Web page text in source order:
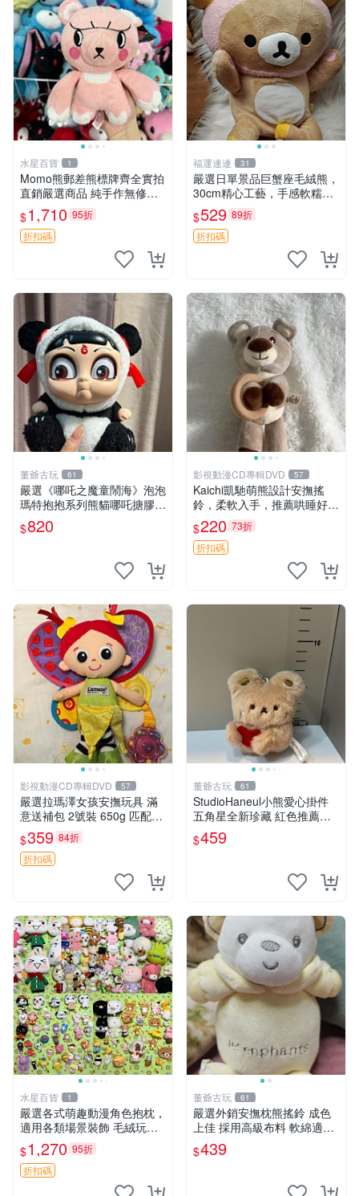
水星百貨 1
Momo熊郵差熊標牌齊全實拍
直銷嚴選商品 純手作無修圖
可收藏 郵差熊 Momo熊 標牌
商品
$1,710 95折
折扣碼
福運連連 31
嚴選日單景品巨蟹座毛絨熊，
30cm精心工藝，手感軟糯推
薦收藏送人 巨蟹座 毛絨玩具
精緻做工
$529 89折
折扣碼
董爺古玩 61
嚴選《哪吒之魔童鬧海》泡泡
瑪特抱抱系列熊貓哪吒搪膠臉
毛絨， STATE：如圖顯示 哪
吒 毛絨公仔 泡泡瑪特
$820
影視動漫CD專輯DVD 57
Kaichi凱馳萌熊設計安撫搖
鈴，柔軟入手，推薦哄睡好選
擇 熊公仔 安撫玩具 喂食環
$220 73折
折扣碼
影視動漫CD專輯DVD 57
嚴選拉瑪澤女孩安撫玩具 滿
意送補包 2號裝 650g 匹配嬰
幼童舒壓好伴侶 女孩專用 安
心選擇 安撫玩偶 衝包 玩具
$359 84折
折扣碼
董爺古玩 61
StudioHaneul小熊愛心掛件
五角星全新珍藏 紅色推薦收
藏 玩具掛飾 掛件 新品
$459
水星百貨 1
嚴選各式萌趣動漫角色抱枕，
適用各類場景裝飾 毛絨玩
具、卡通抱枕、趣味玩偶
$1,270 95折
折扣碼
董爺古玩 61
嚴選外銷安撫枕熊搖鈴 成色
上佳 採用高級布料 軟綿適合
收藏 安心選購 安撫枕 熊玩具
搖鈴
$439